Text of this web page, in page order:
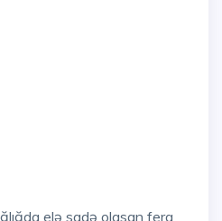
elə sadə olasan ferq